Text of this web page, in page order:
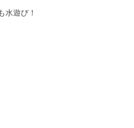
水遊び！